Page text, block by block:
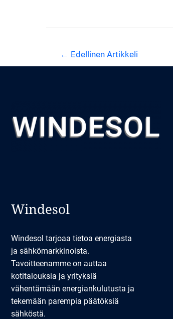
Artikkelien
← Edellinen Artikkeli
Windesol
Windesol tarjoaa tietoa energiasta
ja sähkömarkkinoista.
Tavoitteenamme on auttaa
kotitalouksia ja yrityksiä
vähentämään energiankulutusta ja
tekemään parempia päätöksiä
sähköstä.